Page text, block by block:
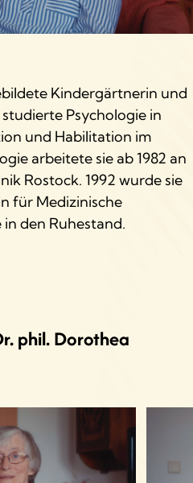
Kindergärtnerin und
Psychologie in
und Habilitation im
arbeitete sie ab 1982 an
Rostock. 1992 wurde sie
für Medizinische
den Ruhestand.
phil. Dorothea